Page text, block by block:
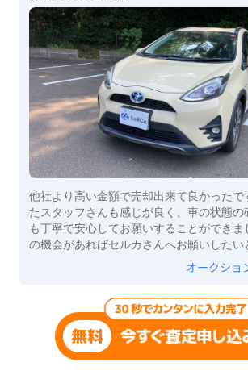
他社より高い金額で売却出来て良かったで
たスタッフさんも感じが良く、車の状態の
も丁寧で安心してお願いすることができま
の機会があればセルカさんへお願いしたい
オークショ